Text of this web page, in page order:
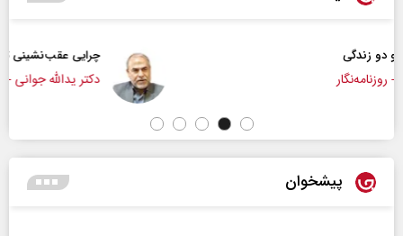
چرایی عقب‌نشینی ترامپ؟
دکتر یدالله جوانی - تحلیلگر مسائل سیاسی
پیشخوان